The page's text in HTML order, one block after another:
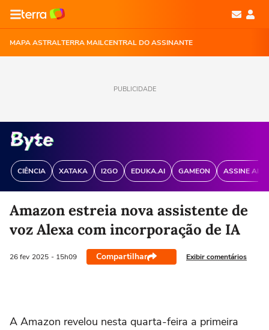
MAPA ASTRALTERRA MAILCENTRAL DO ASSINANTE
PUBLICIDADE
CIÊNCIA XATAKA I2GO EDUKA.AI GAMEON ASSINE
Amazon estreia nova assistente de
voz Alexa com incorporação de IA
26 fev 2025 - 15h09 Compartilhar Exibir comentários
A Amazon revelou nesta quarta-feira a primeira